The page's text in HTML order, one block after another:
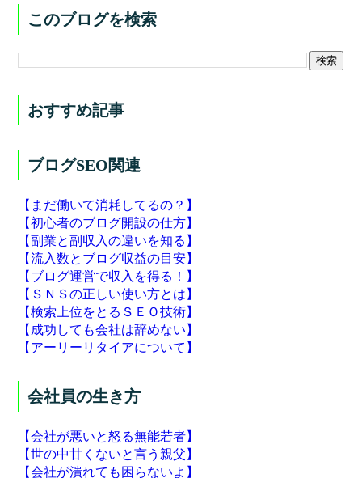
このブログを検索
おすすめ記事
ブログSEO関連
【まだ働いて消耗してるの？】
【初心者のブログ開設の仕方】
【副業と副収入の違いを知る】
【流入数とブログ収益の目安】
【ブログ運営で収入を得る！】
【ＳＮＳの正しい使い方とは】
【検索上位をとるＳＥＯ技術】
【成功しても会社は辞めない】
【アーリーリタイアについて】
会社員の生き方
【会社が悪いと怒る無能若者】
【世の中甘くないと言う親父】
【会社が潰れても困らないよ】